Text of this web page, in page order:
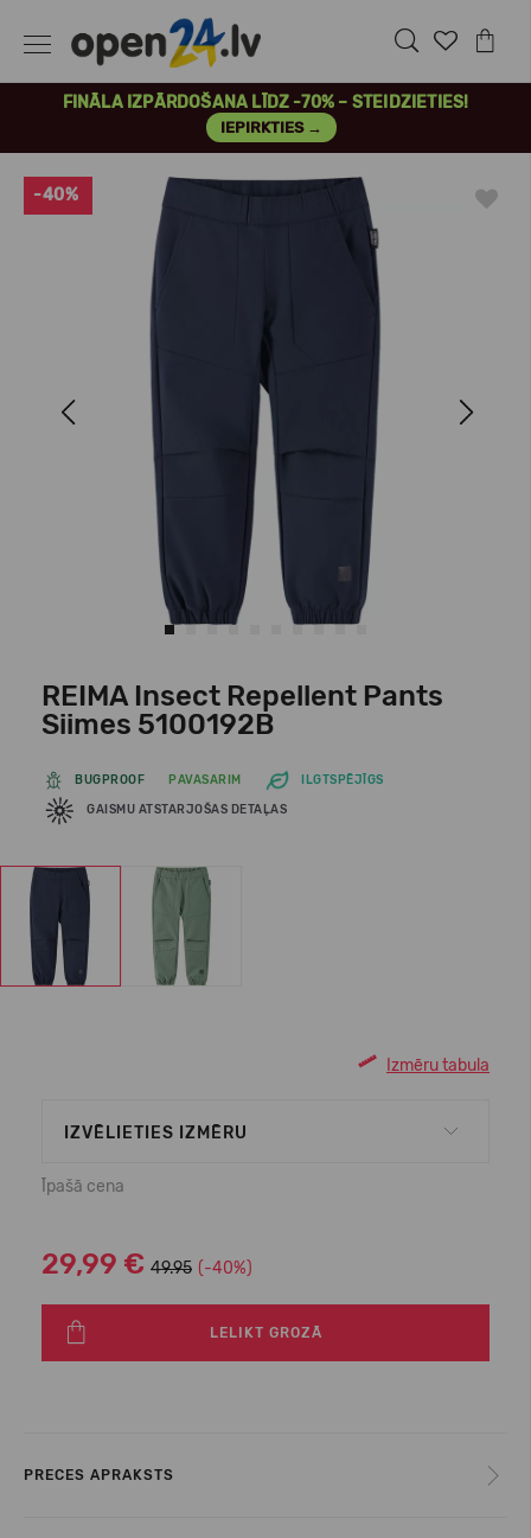
FINĀLA IZPĀRDOŠANA LĪDZ -70% – STEIDZIETIES!
IEPIRKTIES →
Next
-40%
REIMA Insect Repellent Pants
Siimes 5100192B
BUGPROOF PAVASARIM ILGTSPĒJĪGS
GAISMU ATSTARJOŠAS DETAĻAS
Izmēru tabula
IZVĒLIETIES IZMĒRU
Īpašā cena
29,99 € 49.95 (-40%)
LELIKT GROZĀ
PRECES APRAKSTS